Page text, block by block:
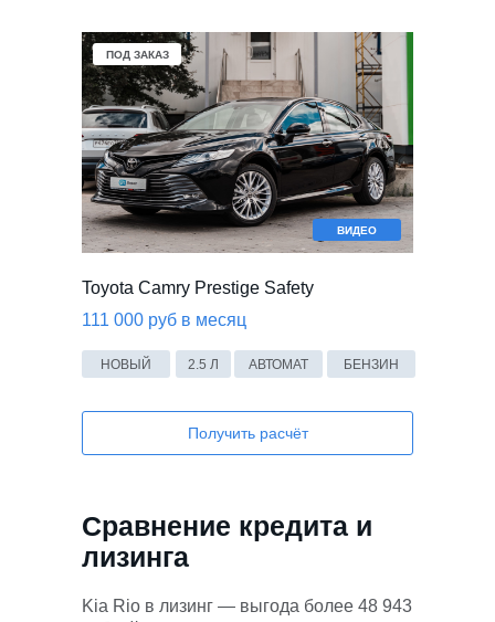
Toyota Camry Prestige Safety
111 000 руб в месяц
Получить расчёт
АВТОМАТ БЕНЗИН
НОВЫЙ 2.5 Л
ВИДЕО
ПОД ЗАКАЗ
Сравнение кредита и
лизинга
Kia Rio в лизинг — выгода более 48 943